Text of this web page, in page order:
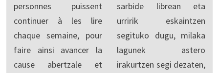
personnes puissent
continuer à les lire
chaque semaine, pour
faire ainsi avancer la
cause abertzale et
sarbide librean eta
urririk eskaintzen
segituko dugu, milaka
lagunek astero
irakurtzen segi dezaten,